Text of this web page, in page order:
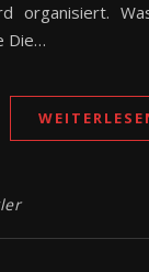
organisiert.
Die…